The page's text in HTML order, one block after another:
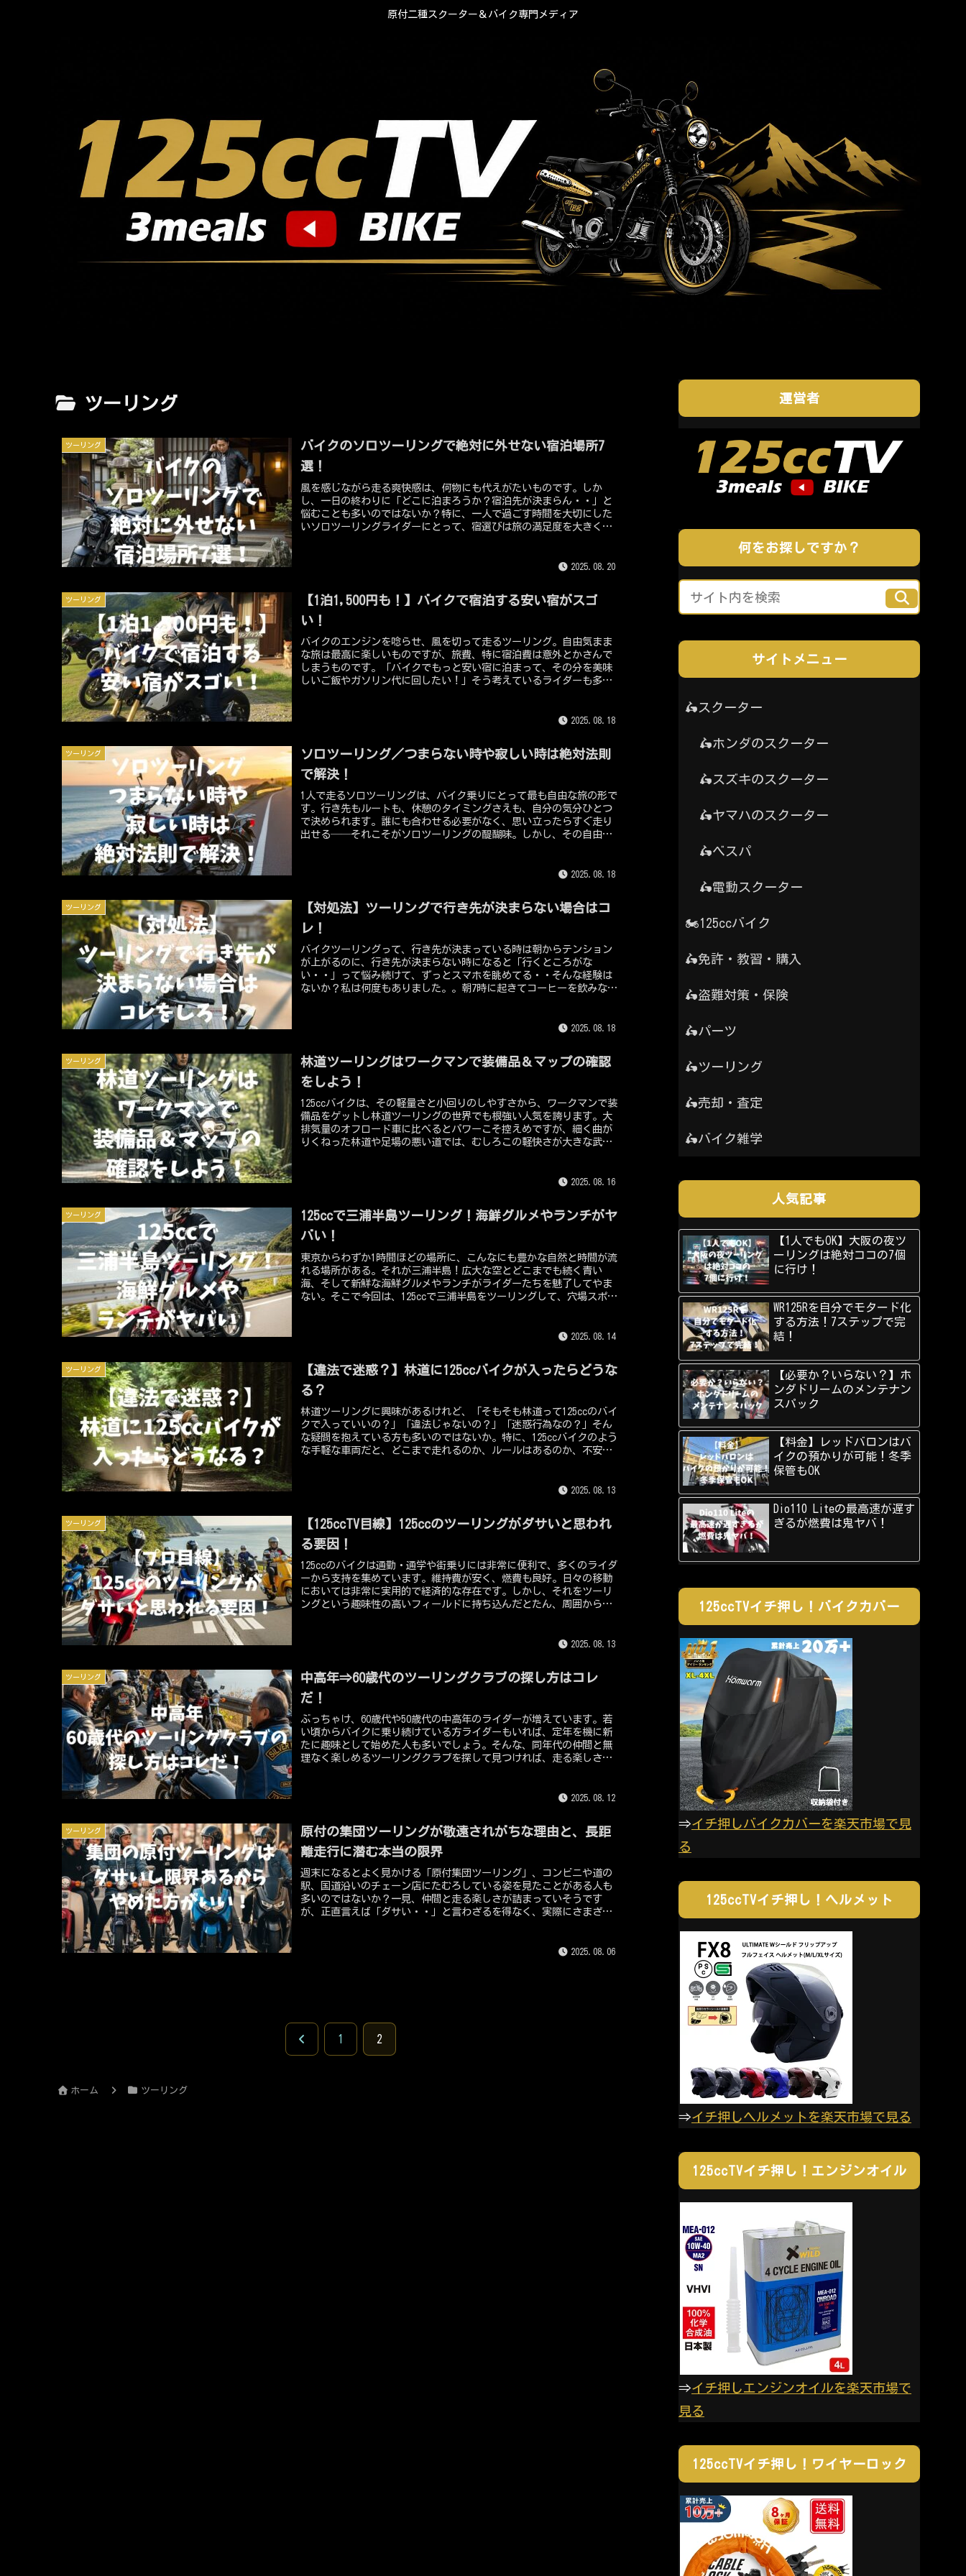
原付二種スクーター＆バイク専門メディア
ツーリング
ツーリング
バイクのソロツーリングで絶対に外せない宿泊場所7
選！
風を感じながら走る爽快感は、何物にも代えがたいものです。しか
し、一日の終わりに「どこに泊まろうか？宿泊先が決まらん・・」と
悩むことも多いのではないか？特に、一人で過ごす時間を大切にした
いソロツーリングライダーにとって、宿選びは旅の満足度を大きく左
てご紹介！単に泊まるだけの場所ではなく、旅の思い出をさらに豊か
2025.08.20
ツーリング
【1泊1,500円も！】バイクで宿泊する安い宿がスゴ
い！
バイクのエンジンを唸らせ、風を切って走るツーリング。自由気まま
な旅は最高に楽しいものですが、旅費、特に宿泊費は意外とかさんで
しまうものです。「バイクでもっと安い宿に泊まって、その分を美味
しいご飯やガソリン代に回したい！」そう考えているライダーも多い
んあります。中には、1泊1,500円という信じられないような価格で泊
ングを楽しもう！
2025.08.18
ツーリング
ソロツーリング／つまらない時や寂しい時は絶対法則
で解決！
1人で走るソロツーリングは、バイク乗りにとって最も自由な旅の形で
す。行き先もルートも、休憩のタイミングさえも、自分の気分ひとつ
で決められます。誰にも合わせる必要がなく、思い立ったらすぐ走り
出せる──それこそがソロツーリングの醍醐味。しかし、その自由さ
していたのに、昼過ぎになると急に「自分は一体何をしているんだろ
回、何百回とソロで走ってきましたが、そんな感情に飲まれそうにな
った瞬間は数えきれません。そのたびに試行錯誤し、自分なりの「対
処法」や「乗り切るための法則」があります。今回は、その経験をも
125ccTV編集長である私が、できるだけ具体的にお伝えします！
2025.08.18
ツーリング
【対処法】ツーリングで行き先が決まらない場合はコ
レ！
バイクツーリングって、行き先が決まっている時は朝からテンション
が上がるのに、行き先が決まらない時になると「行くところがな
い・・」って悩み続けて、ずっとスマホを眺めてる・・そんな経験は
ないか？私は何度もありました。。朝7時に起きてコーヒーを飲みなが
な経験を繰り返す中で「行き先が決まらなくても、こうすればすぐ走
その方法を125ccTV編集長である私が、全て包み隠さずにお伝えしま
す。これを知っておけば、もう「無駄な午前中」を過ごさずに済むは
ずだ！
2025.08.18
ツーリング
林道ツーリングはワークマンで装備品＆マップの確認
をしよう！
125ccバイクは、その軽量さと小回りのしやすさから、ワークマンで装
備品をゲットし林道ツーリングの世界でも根強い人気を誇ります。大
排気量のオフロード車に比べるとパワーこそ控えめですが、細く曲が
りくねった林道や足場の悪い道では、むしろこの軽快さが大きな武器
て野生動物との遭遇・・。こうした条件の中を安全に走り抜けるため
方を一度にカバーできる場所のひとつが「ワークマン」です。ワーク
マンは元々、建設現場や屋外作業向けのウェアやギアを販売してきた
専門店。その高い機能性と耐久性は、林道ツーリングにもぴったりで
を揃えることができます。また、林道ツーリングで忘れてはいけない
のが「マップの確認」。通信圏外に入ることが多い林道では、地図情
報の事前確認があなたの命を守ることにも直結します。この記事で
は、125ccで林道ツーリングを安全かつ快適に楽しむために、そして林
2025.08.16
ツーリング
125ccで三浦半島ツーリング！海鮮グルメやランチがヤ
バい！
東京からわずか1時間ほどの場所に、こんなにも豊かな自然と時間が流
れる場所がある。それが三浦半島！広大な空とどこまでも続く青い
海、そして新鮮な海鮮グルメやランチがライダーたちを魅了してやま
ない。そこで今回は、125ccで三浦半島をツーリングして、穴場スポッ
125ccの魅力を最大限に活かした三浦半島へツーリングに行くには絶対
2025.08.14
ツーリング
【違法で迷惑？】林道に125ccバイクが入ったらどうな
る？
林道ツーリングに興味があるけれど、「そもそも林道って125ccのバイ
クで入っていいの？」「違法じゃないの？」「迷惑行為なの？」そん
な疑問を抱えている方も多いのではないか。特に、125ccバイクのよう
な手軽な車両だと、どこまで走れるのか、ルールはあるのか、不安に
全に、そしてマナーを守って楽しむための注意点まで、徹底的に
林道の魅力を満喫できるようになるでしょう！
2025.08.13
ツーリング
【125ccTV目線】125ccのツーリングがダサいと思われ
る要因！
125ccのバイクは通勤・通学や街乗りには非常に便利で、多くのライダ
ーから支持を集めています。維持費が安く、燃費も良好。日々の移動
においては非常に実用的で経済的な存在です。しかし、それをツーリ
ングという趣味性の高いフィールドに持ち込んだとたん、周囲から
ぜなのか？この記事では、125ccTV編集長の私が複数メーカーとバイク
表面的な意見ではなく、現場のプロだからこそ見える本質的な原因を
掘り下げていきます！また、125ccクラスがツーリングに不向きと言わ
「ダサい」の誤解など、他では語られにくい細かい視点も取り上げ、
真に納得できるコンテンツとしてお届けします！
2025.08.13
ツーリング
中高年⇒60歳代のツーリングクラブの探し方はコレ
だ！
ぶっちゃけ、60歳代や50歳代の中高年のライダーが増えています。若
い頃からバイクに乗り続けている方ライダーもいれば、定年を機に新
たに趣味として始めた人も多いでしょう。そんな、同年代の仲間と無
理なく楽しめるツーリングクラブを探して見つければ、走る楽しさは
高そう・・」などの悩みも。そこでこの記事では、60歳代、50歳代を
仲間募集アプリなどを125ccTV編集長である私が詳しく解説します！
2025.08.12
ツーリング
原付の集団ツーリングが敬遠されがちな理由と、長距
離走行に潜む本当の限界
週末になるとよく見かける「原付集団ツーリング」、コンビニや道の
駅、国道沿いのチェーン店にたむろしている姿を見たことがある人も
多いのではないか？一見、仲間と走る楽しさが詰まっていそうです
が、正直言えば「ダサい・・」と言わざるを得なく、実際にさまざま
や限界があるのかを125ccTV編集長である私が具体的に解説していきま
2025.08.06
前 1 2
ホーム ツーリング
運営者
何をお探しですか？
サイトメニュー
🛵スクーター
🛵ホンダのスクーター
🛵スズキのスクーター
🛵ヤマハのスクーター
🛵ベスパ
🛵電動スクーター
🏍️125ccバイク
🛵免許・教習・購入
🛵盗難対策・保険
🛵パーツ
🛵ツーリング
🛵売却・査定
🛵バイク雑学
人気記事
【1人でもOK】大阪の夜ツ
ーリングは絶対ココの7個
に行け！
WR125Rを自分でモタード化
する方法！7ステップで完
結！
【必要か？いらない？】ホ
ンダドリームのメンテナン
スパック
【料金】レッドバロンはバ
イクの預かりが可能！冬季
保管もOK
Dio110 Liteの最高速が遅す
ぎるが燃費は鬼ヤバ！
125ccTVイチ押し！バイクカバー
⇒イチ押しバイクカバーを楽天市場で見
る
125ccTVイチ押し！ヘルメット
⇒イチ押しヘルメットを楽天市場で見る
125ccTVイチ押し！エンジンオイル
⇒イチ押しエンジンオイルを楽天市場で
見る
125ccTVイチ押し！ワイヤーロック